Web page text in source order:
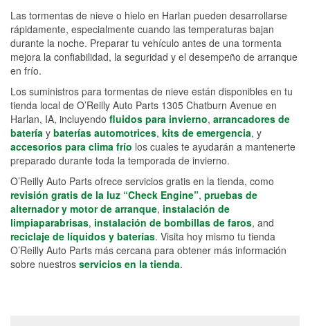
Las tormentas de nieve o hielo en Harlan pueden desarrollarse
rápidamente, especialmente cuando las temperaturas bajan
durante la noche. Preparar tu vehículo antes de una tormenta
mejora la confiabilidad, la seguridad y el desempeño de arranque
en frío.
Los suministros para tormentas de nieve están disponibles en tu
tienda local de O’Reilly Auto Parts 1305 Chatburn Avenue en
Harlan, IA, incluyendo fluidos para invierno, arrancadores de
batería y baterías automotrices, kits de emergencia, y
accesorios para clima frío los cuales te ayudarán a mantenerte
preparado durante toda la temporada de invierno.
O’Reilly Auto Parts ofrece servicios gratis en la tienda, como
revisión gratis de la luz “Check Engine”, pruebas de
alternador y motor de arranque, instalación de
limpiaparabrisas, instalación de bombillas de faros, and
reciclaje de líquidos y baterías. Visita hoy mismo tu tienda
O’Reilly Auto Parts más cercana para obtener más información
sobre nuestros servicios en la tienda.